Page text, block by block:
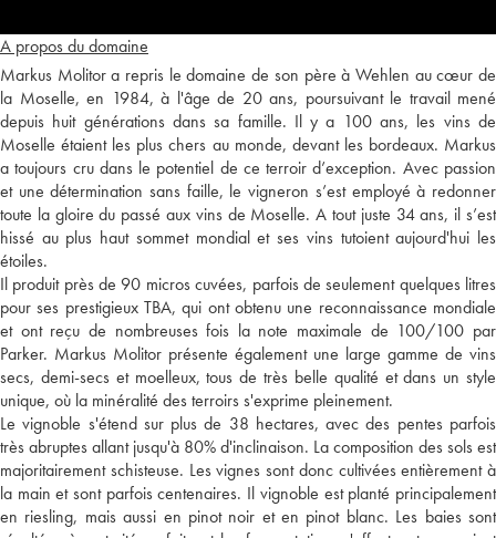
A propos du domaine
Markus Molitor a repris le domaine de son père à Wehlen au cœur de
la Moselle, en 1984, à l'âge de 20 ans, poursuivant le travail mené
depuis huit générations dans sa famille. Il y a 100 ans, les vins de
Moselle étaient les plus chers au monde, devant les bordeaux. Markus
a toujours cru dans le potentiel de ce terroir d’exception. Avec passion
et une détermination sans faille, le vigneron s’est employé à redonner
toute la gloire du passé aux vins de Moselle. A tout juste 34 ans, il s’est
hissé au plus haut sommet mondial et ses vins tutoient aujourd'hui les
étoiles.
Il produit près de 90 micros cuvées, parfois de seulement quelques litres
pour ses prestigieux TBA, qui ont obtenu une reconnaissance mondiale
et ont reçu de nombreuses fois la note maximale de 100/100 par
Parker. Markus Molitor présente également une large gamme de vins
secs, demi-secs et moelleux, tous de très belle qualité et dans un style
unique, où la minéralité des terroirs s'exprime pleinement.
Le vignoble s'étend sur plus de 38 hectares, avec des pentes parfois
très abruptes allant jusqu'à 80% d'inclinaison. La composition des sols est
majoritairement schisteuse. Les vignes sont donc cultivées entièrement à
la main et sont parfois centenaires. Il vignoble est planté principalement
en riesling, mais aussi en pinot noir et en pinot blanc. Les baies sont